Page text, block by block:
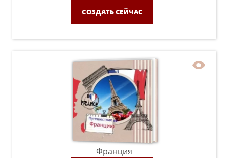
СОЗДАТЬ СЕЙЧАС
Франция